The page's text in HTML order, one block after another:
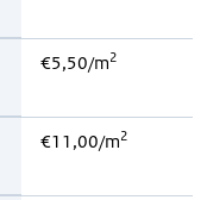
€5,50/m2
€11,00/m2